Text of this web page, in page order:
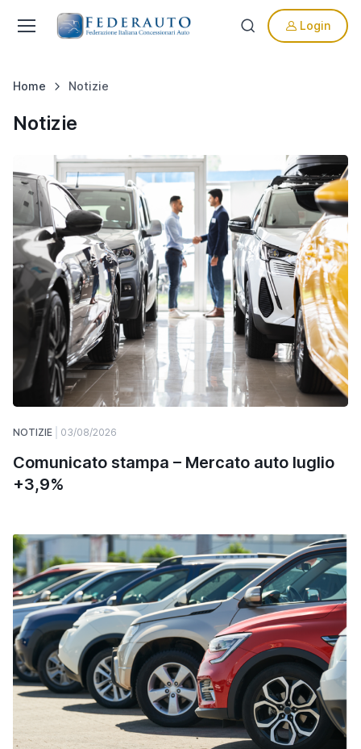
Login
Home Notizie
Notizie
NOTIZIE 03/08/2026
Comunicato stampa – Mercato auto luglio
+3,9%